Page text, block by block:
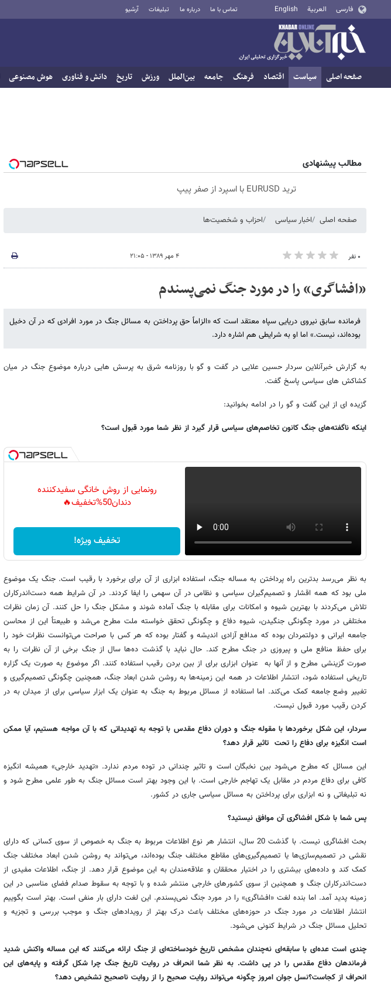
فارسی العربية English تماس با ما درباره ما تبلیغات آرشیو
صفحه اصلی سیاست اقتصاد فرهنگ جامعه بین‌الملل ورزش تاریخ دانش و فناوری هوش مصنوعی
مطالب پیشنهادی
ترید EURUSD با اسپرد از صفر پیپ
صفحه اصلی اخبار سیاسی احزاب و شخصیت‌ها
۰ نفر ۴ مهر ۱۳۸۹ - ۲۱:۰۵
«افشاگری» را در مورد جنگ نمی‌پسندم
فرمانده سابق نیروی دریایی سپاه معتقد است که «الزاماً حق پرداختن به مسائل جنگ در مورد افرادی که در آن دخیل
بوده‌اند، نیست.» اما او به شرایطی هم اشاره دارد.
به گزارش خبرآنلاین سردار حسین علایی در گفت و گو با روزنامه شرق به پرسش هایی درباره موضوع جنگ در میان
کشاکش های سیاسی پاسخ گفت.
گزیده ای از این گفت و گو را در ادامه بخوانید:
اینکه ناگفته‌های جنگ کانون تخاصم‌های سیاسی قرار گیرد از نظر شما مورد قبول است؟
رونمایی از روش خانگی سفیدکننده
دندان50%تخفیف🔥
تخفیف ویژه!
به نظر می‌رسد بدترین راه پرداختن به مساله جنگ، استفاده ابزاری از آن برای برخورد با رقیب است. جنگ یک موضوع
ملی بود که همه اقشار و تصمیم‌گیران سیاسی و نظامی در آن سهمی را ایفا کردند. در آن شرایط همه دست‌اندرکاران
تلاش می‌کردند با بهترین شیوه و امکانات برای مقابله با جنگ آماده شوند و مشکل جنگ را حل کنند. آن زمان نظرات
مختلفی در مورد چگونگی جنگیدن، شیوه دفاع و چگونگی تحقق خواسته ملت مطرح می‌شد و طبیعتاً این از محاسن
جامعه ایرانی و دولتمردان بوده که مدافع آزادی اندیشه و گفتار بوده که هر کس با صراحت می‌توانست نظرات خود را
برای حفظ منافع ملی و پیروزی در جنگ مطرح کند. حال نباید با گذشت ده‌ها سال از جنگ برخی از آن نظرات را به
صورت گزینشی مطرح و از آنها به عنوان ابزاری برای از بین بردن رقیب استفاده کنند. اگر موضوع به صورت یک گزاره
تاریخی استفاده شود، انتشار اطلاعات در همه این زمینه‌ها به روشن شدن ابعاد جنگ، همچنین چگونگی تصمیم‌گیری و
تغییر وضع جامعه کمک می‌کند. اما استفاده از مسائل مربوط به جنگ به عنوان یک ابزار سیاسی برای از میدان به در
کردن رقیب مورد قبول نیست.
سردار، این شکل برخوردها با مقوله جنگ و دوران دفاع مقدس با توجه به تهدیداتی که با آن مواجه هستیم، آیا ممکن
است انگیزه برای دفاع را تحت تاثیر قرار دهد؟
این مسائل که مطرح می‌شود بین نخبگان است و تاثیر چندانی در توده مردم ندارد. «تهدید خارجی» همیشه انگیزه
کافی برای دفاع مردم در مقابل یک تهاجم خارجی است. با این وجود بهتر است مسائل جنگ به طور علمی مطرح شود و
نه تبلیغاتی و نه ابزاری برای پرداختن به مسائل سیاسی جاری در کشور.
پس شما با شکل‌ افشاگری آن موافق نیستید؟
بحث افشاگری نیست. با گذشت 20 سال، انتشار هر نوع اطلاعات مربوط به جنگ به خصوص از سوی کسانی که دارای
نقشی در تصمیم‌سازی‌ها یا تصمیم‌گیری‌های مقاطع مختلف جنگ بوده‌اند، می‌تواند به روشن شدن ابعاد مختلف جنگ
کمک کند و داده‌های بیشتری را در اختیار محققان و علاقه‌مندان به این موضوع قرار دهد. از جنگ، اطلاعات مفیدی از
دست‌اندرکاران جنگ و همچنین از سوی کشورهای خارجی منتشر شده و با توجه به سقوط صدام فضای مناسبی در این
زمینه پدید آمد. اما بنده لغت «افشاگری» را در مورد جنگ نمی‌پسندم. این لغت دارای بار منفی است. بهتر است بگوییم
انتشار اطلاعات در مورد جنگ در حوزه‌های مختلف باعث درک بهتر از رویدادهای جنگ و موجب بررسی و تجزیه و
تحلیل مسائل جنگ در شرایط کنونی می‌شود.
چندی است عده‌ای با سابقه‌ای نه‌چندان مشخص تاریخ خودساخته‌ای از جنگ ارائه می‌کنند که این مساله واکنش شدید
فرماندهان دفاع مقدس را در پی داشت. به نظر شما انحراف در روایت تاریخ جنگ چرا شکل گرفته و پایه‌های این
انحراف از کجاست؟‌نسل جوان امروز چگونه می‌تواند روایت صحیح را از روایت ناصحیح تشخیص دهد؟